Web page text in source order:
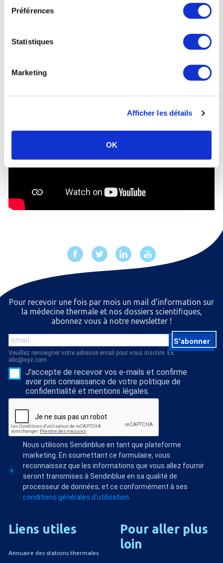
Préférences
Statistiques
Marketing
Afficher les détails
OK
Pour recevoir une fois par mois un mail d'information sur
la médecine thermale et nos dossiers scientiﬁques,
abonnez vous à notre newsletter !
S'abonner
Veuillez renseigner votre adresse email pour vous inscrire. Ex. :
abc@xyz.com
J'accepte de recevoir vos e-mails et confirme
avoir pris connaissance de votre politique de
confidentialité et mentions légales.
Nous utilisons Sendinblue en tant que plateforme
marketing. En soumettant ce formulaire, vous
reconnaissez que les informations que vous allez fournir
seront transmises à Sendinblue en sa qualité de
processeur de données; et ce conformément à ses
conditions générales d'utilisation
Liens utiles
Annuaire des stations thermales
Pour aller plus
loin